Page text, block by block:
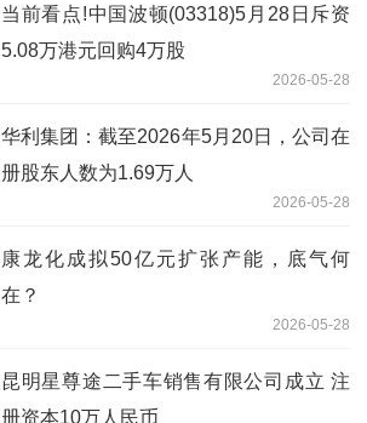
当前看点!中国波顿(03318)5月28日斥资
5.08万港元回购4万股
2026-05-28
华利集团：截至2026年5月20日，公司在
册股东人数为1.69万人
2026-05-28
康龙化成拟50亿元扩张产能，底气何
在？
2026-05-28
昆明星尊途二手车销售有限公司成立 注
册资本10万人民币